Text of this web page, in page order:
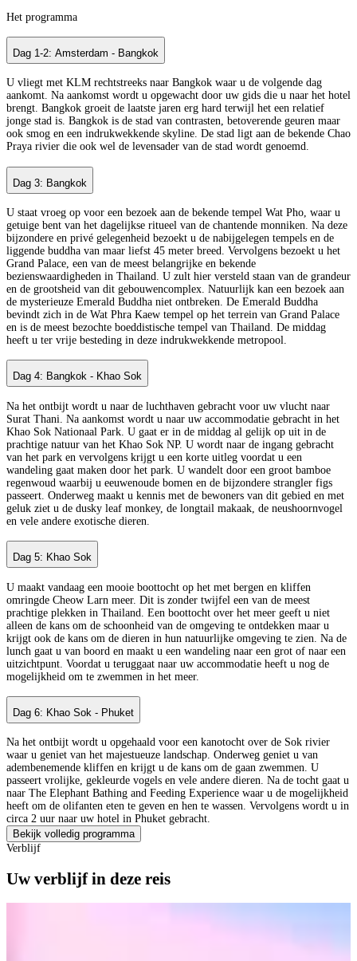
Het programma
Dag 1-2: Amsterdam - Bangkok
U vliegt met KLM rechtstreeks naar Bangkok waar u de volgende dag
aankomt. Na aankomst wordt u opgewacht door uw gids die u naar het hotel
brengt. Bangkok groeit de laatste jaren erg hard terwijl het een relatief
jonge stad is. Bangkok is de stad van contrasten, betoverende geuren maar
ook smog en een indrukwekkende skyline. De stad ligt aan de bekende Chao
Praya rivier die ook wel de levensader van de stad wordt genoemd.
Dag 3: Bangkok
U staat vroeg op voor een bezoek aan de bekende tempel Wat Pho, waar u
getuige bent van het dagelijkse ritueel van de chantende monniken. Na deze
bijzondere en privé gelegenheid bezoekt u de nabijgelegen tempels en de
liggende buddha van maar liefst 45 meter breed. Vervolgens bezoekt u het
Grand Palace, een van de meest belangrijke en bekende
bezienswaardigheden in Thailand. U zult hier versteld staan van de grandeur
en de grootsheid van dit gebouwencomplex. Natuurlijk kan een bezoek aan
de mysterieuze Emerald Buddha niet ontbreken. De Emerald Buddha
bevindt zich in de Wat Phra Kaew tempel op het terrein van Grand Palace
en is de meest bezochte boeddistische tempel van Thailand. De middag
heeft u ter vrije besteding in deze indrukwekkende metropool.
Dag 4: Bangkok - Khao Sok
Na het ontbijt wordt u naar de luchthaven gebracht voor uw vlucht naar
Surat Thani. Na aankomst wordt u naar uw accommodatie gebracht in het
Khao Sok Nationaal Park. U gaat er in de middag al gelijk op uit in de
prachtige natuur van het Khao Sok NP. U wordt naar de ingang gebracht
van het park en vervolgens krijgt u een korte uitleg voordat u een
wandeling gaat maken door het park. U wandelt door een groot bamboe
regenwoud waarbij u eeuwenoude bomen en de bijzondere strangler figs
passeert. Onderweg maakt u kennis met de bewoners van dit gebied en met
geluk ziet u de dusky leaf monkey, de longtail makaak, de neushoornvogel
en vele andere exotische dieren.
Dag 5: Khao Sok
U maakt vandaag een mooie boottocht op het met bergen en kliffen
omringde Cheow Larn meer. Dit is zonder twijfel een van de meest
prachtige plekken in Thailand. Een boottocht over het meer geeft u niet
alleen de kans om de schoonheid van de omgeving te ontdekken maar u
krijgt ook de kans om de dieren in hun natuurlijke omgeving te zien. Na de
lunch gaat u van boord en maakt u een wandeling naar een grot of naar een
uitzichtpunt. Voordat u teruggaat naar uw accommodatie heeft u nog de
mogelijkheid om te zwemmen in het meer.
Dag 6: Khao Sok - Phuket
Na het ontbijt wordt u opgehaald voor een kanotocht over de Sok rivier
waar u geniet van het majestueuze landschap. Onderweg geniet u van
adembenemende kliffen en krijgt u de kans om de gaan zwemmen. U
passeert vrolijke, gekleurde vogels en vele andere dieren. Na de tocht gaat u
naar The Elephant Bathing and Feeding Experience waar u de mogelijkheid
heeft om de olifanten eten te geven en hen te wassen. Vervolgens wordt u in
circa 2 uur naar uw hotel in Phuket gebracht.
Bekijk volledig programma
Verblijf
Uw verblijf in deze reis